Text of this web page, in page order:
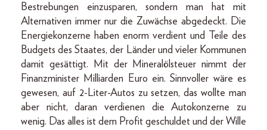
Bestrebungen einzusparen, sondern man hat mit
Alternativen immer nur die Zuwächse abgedeckt. Die
Energiekonzerne haben enorm verdient und Teile des
Budgets des Staates, der Länder und vieler Kommunen
damit gesättigt. Mit der Mineralölsteuer nimmt der
Finanzminister Milliarden Euro ein. Sinnvoller wäre es
gewesen, auf 2-Liter-Autos zu setzen, das wollte man
aber nicht, daran verdienen die Autokonzerne zu
wenig. Das alles ist dem Profit geschuldet und der Wille